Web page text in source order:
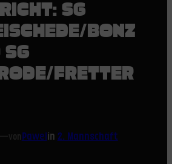
SG
BONZ
FRETTER
—vonPawelin 2. Mannschaft